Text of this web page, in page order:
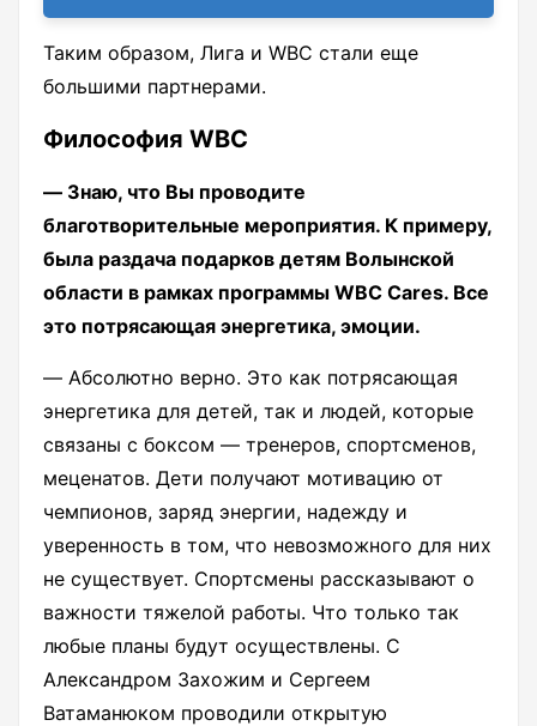
Таким образом, Лига и WBC стали еще
большими партнерами.
Философия WBC
― Знаю, что Вы проводите
благотворительные мероприятия. К примеру,
была раздача подарков детям Волынской
области в рамках программы WBC Cares. Все
это потрясающая энергетика, эмоции.
― Абсолютно верно. Это как потрясающая
энергетика для детей, так и людей, которые
связаны с боксом ― тренеров, спортсменов,
меценатов. Дети получают мотивацию от
чемпионов, заряд энергии, надежду и
уверенность в том, что невозможного для них
не существует. Спортсмены рассказывают о
важности тяжелой работы. Что только так
любые планы будут осуществлены. С
Александром Захожим и Сергеем
Ватаманюком проводили открытую